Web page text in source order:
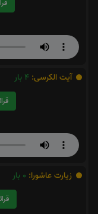
قرائت
آیت الکرسی: 4 بار
قرائت آیت
زیارت عاشورا: 0 بار
قرائت زیارت